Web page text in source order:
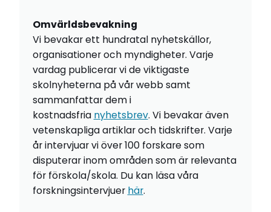
Omvärldsbevakning
Vi bevakar ett hundratal nyhetskällor,
organisationer och myndigheter. Varje
vardag publicerar vi de viktigaste
skolnyheterna på vår webb samt
sammanfattar dem i
kostnadsfria nyhetsbrev. Vi bevakar även
vetenskapliga artiklar och tidskrifter. Varje
år intervjuar vi över 100 forskare som
disputerar inom områden som är relevanta
för förskola/skola. Du kan läsa våra
forskningsintervjuer här.